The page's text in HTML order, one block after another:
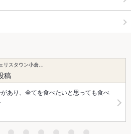
リスタウン小倉…
稿
あり、全てを食べたいと思っても食べ